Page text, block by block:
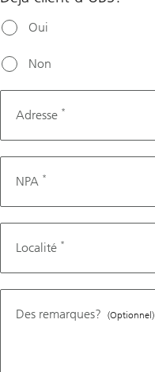
Oui
Non
Adresse *
NPA *
Localité *
Des remarques? (Optionnel)